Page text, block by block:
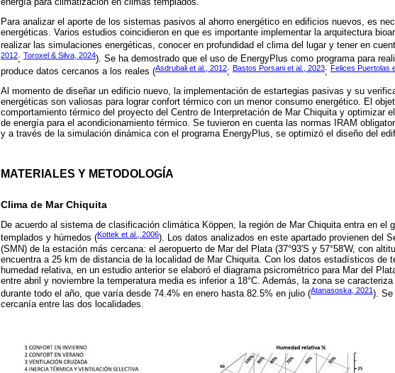
Para analizar el aporte de los sistemas pasivos al ahorro energético en edificios nuevos, es
energéticas. Varios estudios coincidieron en que es importante implementar la arquitectura
realizar las simulaciones energéticas, conocer en profundidad el clima del lugar y tener en
2012; Toroxel & Silva, 2024). Se ha demostrado que el uso de EnergyPlus como programa para
produce datos cercanos a los reales (Asdrubali et al., 2012; Bastos Porsani et al., 2023; Felices Puertolas
Al momento de diseñar un edificio nuevo, la implementación de estartegias pasivas y su
energéticas son valiosas para lograr confort térmico con un menor consumo energético. El
comportamiento térmico del proyecto del Centro de Interpretación de Mar Chiquita y optimizar
de energía para el acondicionamiento térmico. Se tuvieron en cuenta las normas IRAM
y a través de la simulación dinámica con el programa EnergyPlus, se optimizó el diseño del
MATERIALES Y METODOLOGÍA
Clima de Mar Chiquita
De acuerdo al sistema de clasificación climática Köppen, la región de Mar Chiquita entra en el
templados y húmedos (Kottek et al., 2006). Los datos analizados en este apartado provienen del
(SMN) de la estación más cercana: el aeropuerto de Mar del Plata (37°93′S y 57°58′W, con
encuentra a 25 km de distancia de la localidad de Mar Chiquita. Con los datos estadísticos de
humedad relativa, en un estudio anterior se elaboró el diagrama psicrométrico para Mar del
entre abril y noviembre la temperatura media es inferior a 18°C. Además, la zona se
durante todo el año, que varía desde 74.4% en enero hasta 82.5% en julio (Atanasoska, 2021). Se
cercanía entre las dos localidades.